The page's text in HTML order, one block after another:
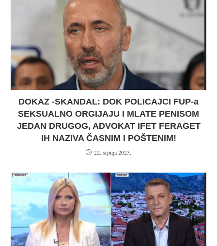
DOKAZ -SKANDAL: DOK POLICAJCI FUP-a
SEKSUALNO ORGIJAJU I MLATE PENISOM
JEDAN DRUGOG, ADVOKAT IFET FERAGET
IH NAZIVA ČASNIM I POŠTENIM!
22. srpnja 2023.